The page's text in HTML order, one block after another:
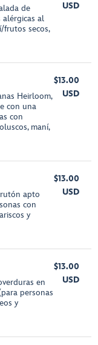
de
alérgicas al
frutos secos,
USD
Heirloom,
con una
con
maní,
$13.00
USD
apto
con
y
$13.00
USD
en
personas
y
$13.00
USD